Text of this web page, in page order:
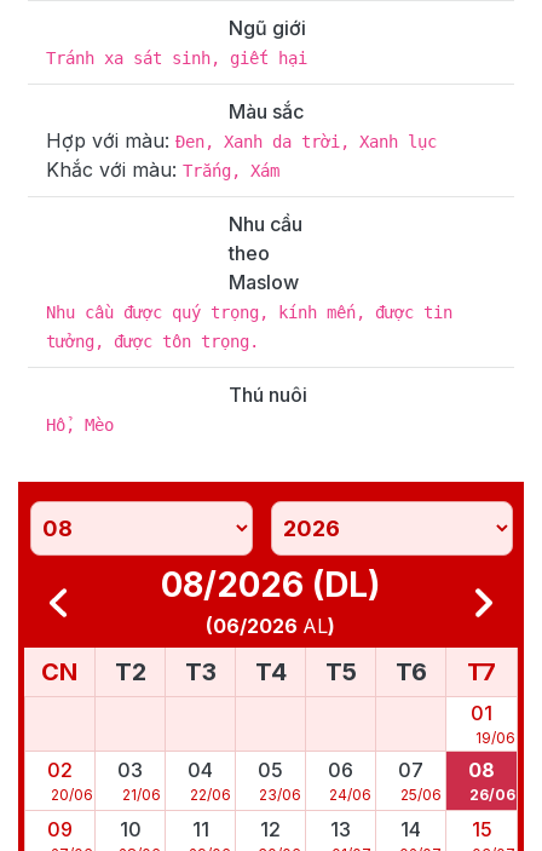
Ngũ giới
Tránh xa sát sinh, giết hại
Màu sắc
Hợp với màu: Đen, Xanh da trời, Xanh lục
Khắc với màu: Trắng, Xám
Nhu cầu
theo
Maslow
Nhu cầu được quý trọng, kính mến, được tin
tưởng, được tôn trọng.
Thú nuôi
Hổ, Mèo
08/2026 (DL)
(06/2026 AL)
CN T2 T3 T4 T5 T6 T7
01
19/06
02
20/06
03
21/06
04
22/06
05
23/06
06
24/06
07
25/06
08
26/06
09 10 11 12 13 14 15